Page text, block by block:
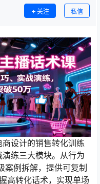
关注 私信
设计的销售转化训练
练三大模块。从行为
案例拆解，提供可复制
高转化话术，实现单场